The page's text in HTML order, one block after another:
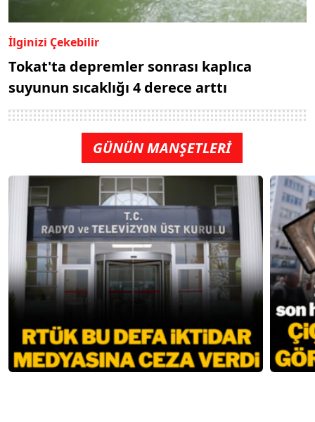
İlginizi Çekebilir
Tokat'ta depremler sonrası kaplıca
suyunun sıcaklığı 4 derece arttı
GÜNÜN MANŞETLERİ